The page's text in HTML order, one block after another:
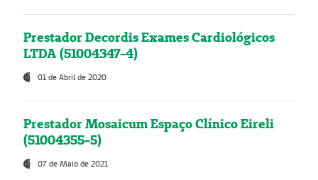
Prestador Decordis Exames Cardiológicos
LTDA (51004347-4)
01 de Abril de 2020
Prestador Mosaicum Espaço Clínico Eireli
(51004355-5)
07 de Maio de 2021